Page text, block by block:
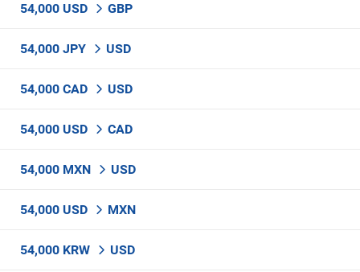
54,000 USD GBP
54,000 JPY USD
54,000 CAD USD
54,000 USD CAD
54,000 MXN USD
54,000 USD MXN
54,000 KRW USD